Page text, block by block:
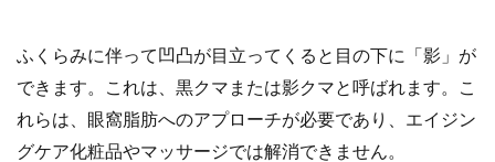
ふくらみに伴って凹凸が目立ってくると目の下に「影」が
できます。これは、黒クマまたは影クマと呼ばれます。こ
れらは、眼窩脂肪へのアプローチが必要であり、エイジン
グケア化粧品やマッサージでは解消できません。